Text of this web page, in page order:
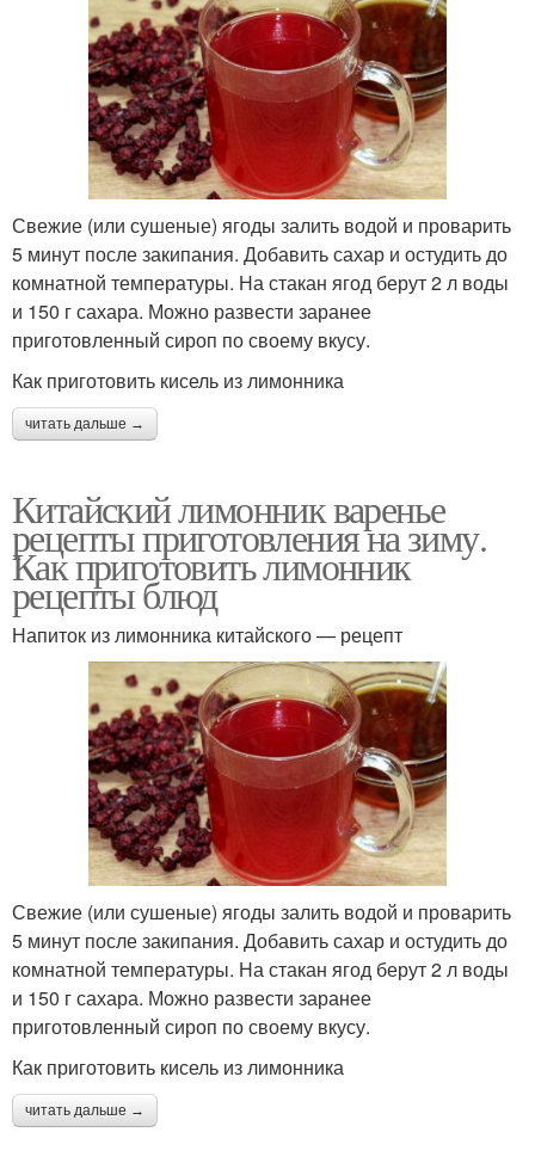
Свежие (или сушеные) ягоды залить водой и проварить
5 минут после закипания. Добавить сахар и остудить до
комнатной температуры. На стакан ягод берут 2 л воды
и 150 г сахара. Можно развести заранее
приготовленный сироп по своему вкусу.
Как приготовить кисель из лимонника
читать дальше →
Китайский лимонник варенье
рецепты приготовления на зиму.
Как приготовить лимонник
рецепты блюд
Напиток из лимонника китайского — рецепт
Свежие (или сушеные) ягоды залить водой и проварить
5 минут после закипания. Добавить сахар и остудить до
комнатной температуры. На стакан ягод берут 2 л воды
и 150 г сахара. Можно развести заранее
приготовленный сироп по своему вкусу.
Как приготовить кисель из лимонника
читать дальше →